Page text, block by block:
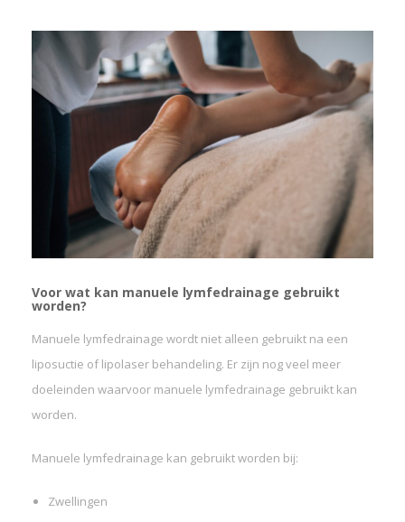
Voor wat kan manuele lymfedrainage gebruikt
worden?
Manuele lymfedrainage wordt niet alleen gebruikt na een
liposuctie of lipolaser behandeling. Er zijn nog veel meer
doeleinden waarvoor manuele lymfedrainage gebruikt kan
worden.
Manuele lymfedrainage kan gebruikt worden bij:
Zwellingen